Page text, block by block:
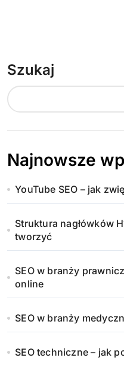
Szukaj
Najnowsze
YouTube SEO – jak
Struktura nagłówków
tworzyć
SEO w branży
online
SEO w branży
SEO techniczne – jak